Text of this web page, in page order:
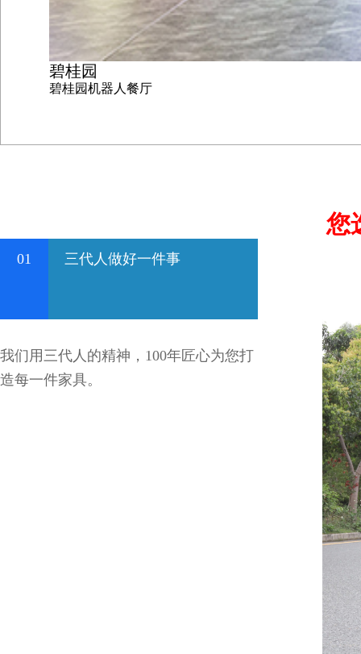
碧桂园
碧桂园机器人餐厅
您
01 三代人做好一件事
我们用三代人的精神，100年匠心为您打
造每一件家具。